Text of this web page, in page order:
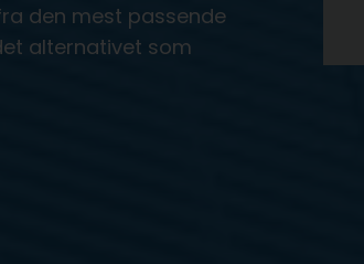
den mest passende
alternativet som